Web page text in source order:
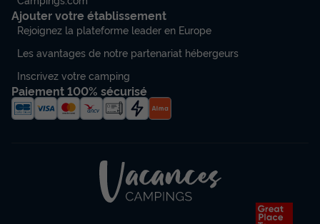
Ajouter votre établissement
Rejoignez la plateforme leader en Europe
Les avantages de notre partenariat hébergeurs
Inscrivez votre camping
Paiement 100% sécurisé